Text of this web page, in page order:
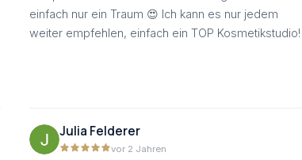
einfach nur ein Traum 😍 Ich kann es nur jedem
weiter empfehlen, einfach ein TOP Kosmetikstudio!
Julia Felderer
vor 2 Jahren